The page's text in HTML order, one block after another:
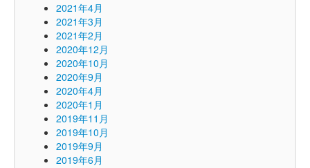
2021年4月
2021年3月
2021年2月
2020年12月
2020年10月
2020年9月
2020年4月
2020年1月
2019年11月
2019年10月
2019年9月
2019年6月